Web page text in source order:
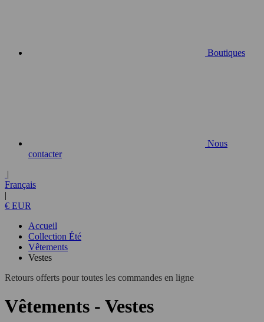
Boutiques
Nous
contacter
|
Français
|
€ EUR
Accueil
Collection Été
Vêtements
Vestes
Retours offerts pour toutes les commandes en ligne
Vêtements - Vestes